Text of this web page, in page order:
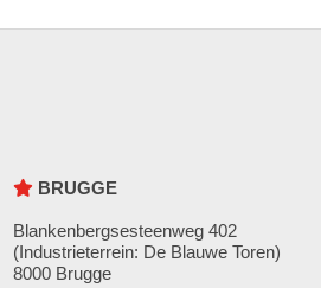
BRUGGE
Blankenbergsesteenweg 402
(Industrieterrein: De Blauwe Toren)
8000 Brugge